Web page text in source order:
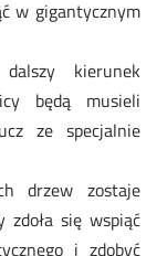
w gigantycznym
kierunek
będą musieli
ze specjalnie
drzew zostaje
zdoła się wspiąć
i zdobyć